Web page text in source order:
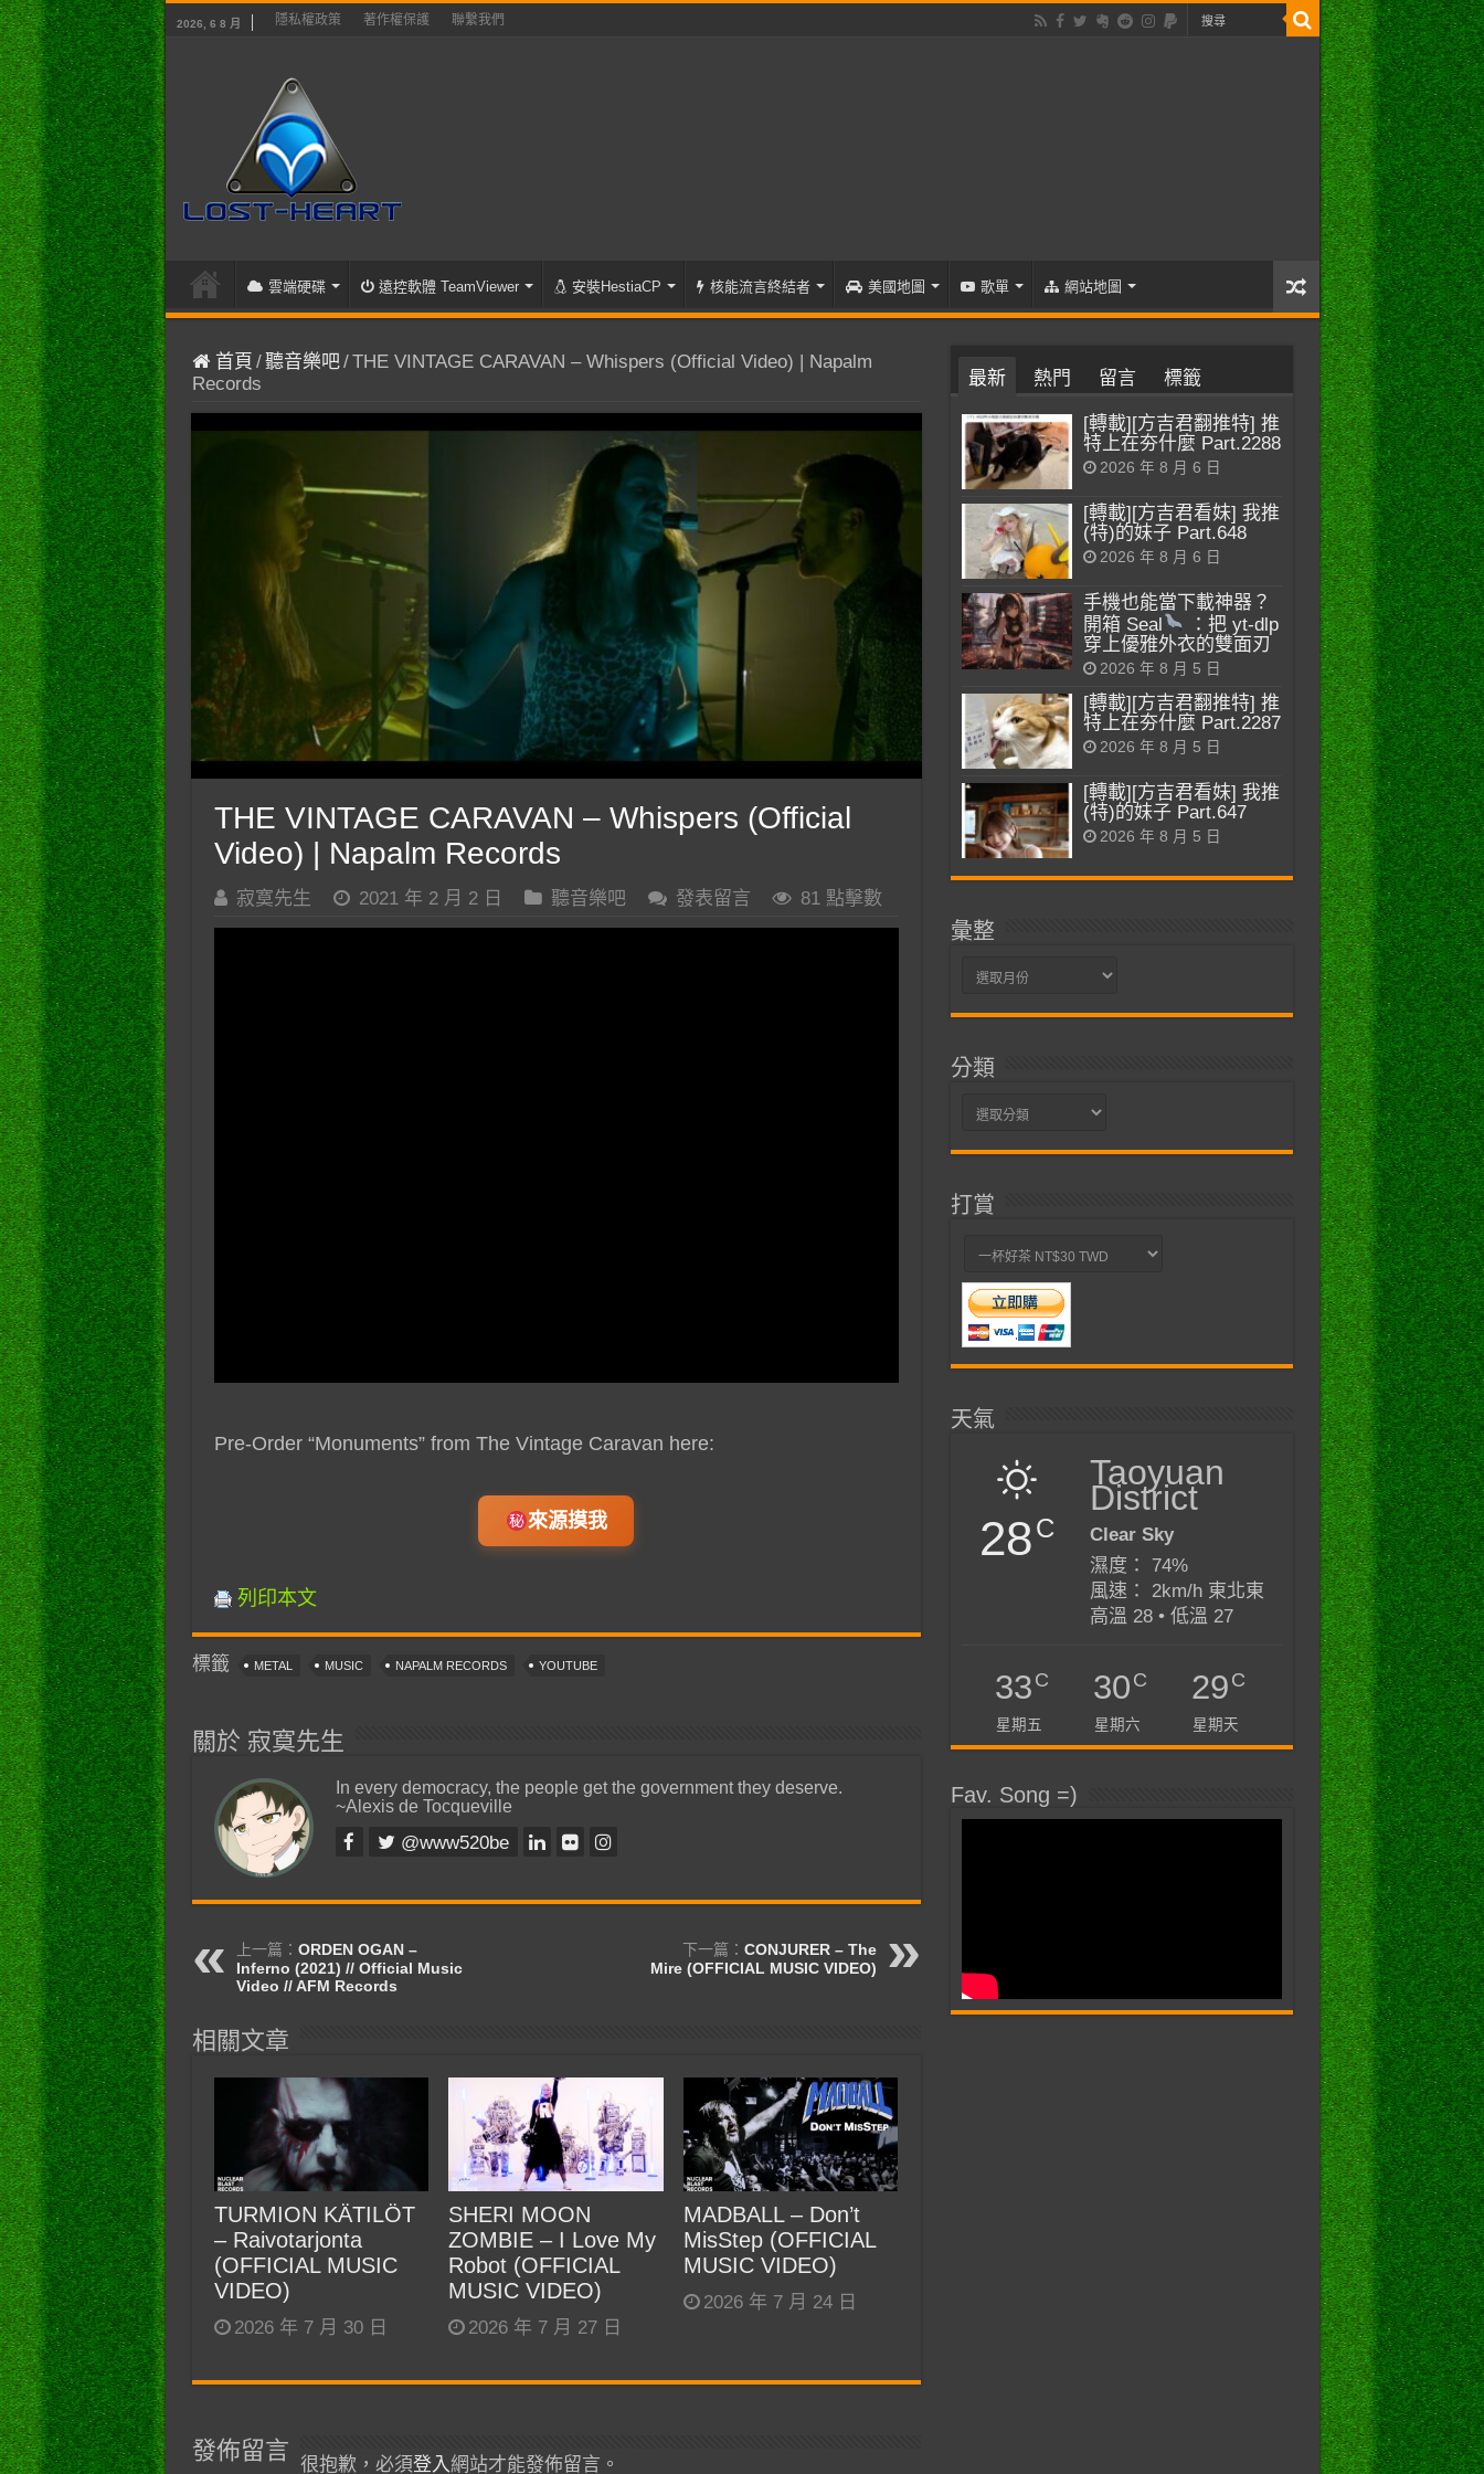
2026, 6 8 月 隱私權政策 著作權保護 聯繫我們
雲端硬碟 遠控軟體 TeamViewer 安裝HestiaCP 核能流言終結者 美國地圖 歌單 網站地圖
首頁 /聽音樂吧/THE VINTAGE CARAVAN – Whispers (Official Video) | Napalm
Records
THE VINTAGE CARAVAN – Whispers (Official
Video) | Napalm Records
寂寞先生 2021 年 2 月 2 日 聽音樂吧 發表留言 81 點擊數
Pre-Order “Monuments” from The Vintage Caravan here:
來源摸我
列印本文
標籤 METAL MUSIC NAPALM RECORDS YOUTUBE
關於 寂寞先生
In every democracy, the people get the government they deserve.
~Alexis de Tocqueville
@www520be
上一篇： ORDEN OGAN –
Inferno (2021) // Official Music
Video // AFM Records
下一篇： CONJURER – The
Mire (OFFICIAL MUSIC VIDEO)
相關文章
TURMION KÄTILÖT
– Raivotarjonta
(OFFICIAL MUSIC
VIDEO)
2026 年 7 月 30 日
SHERI MOON
ZOMBIE – I Love My
Robot (OFFICIAL
MUSIC VIDEO)
2026 年 7 月 27 日
MADBALL – Don’t
MisStep (OFFICIAL
MUSIC VIDEO)
2026 年 7 月 24 日
發佈留言
很抱歉，必須登入網站才能發佈留言。
最新 熱門 留言 標籤
[轉載][方吉君翻推特] 推
特上在夯什麼 Part.2288
2026 年 8 月 6 日
[轉載][方吉君看妹] 我推
(特)的妹子 Part.648
2026 年 8 月 6 日
手機也能當下載神器？
開箱 Seal
：把 yt-dlp
穿上優雅外衣的雙面刃
2026 年 8 月 5 日
[轉載][方吉君翻推特] 推
特上在夯什麼 Part.2287
2026 年 8 月 5 日
[轉載][方吉君看妹] 我推
(特)的妹子 Part.647
2026 年 8 月 5 日
彙整
彙
分類
分
打賞
天氣
28C
Taoyuan
District
Clear Sky
濕度： 74%
風速： 2km/h 東北東
高溫 28 • 低溫 27
33C
星期五
30C
星期六
29C
星期天
Fav. Song =)